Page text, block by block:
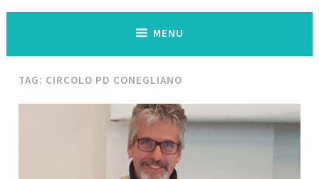
MENU
TAG: CIRCOLO PD CONEGLIANO